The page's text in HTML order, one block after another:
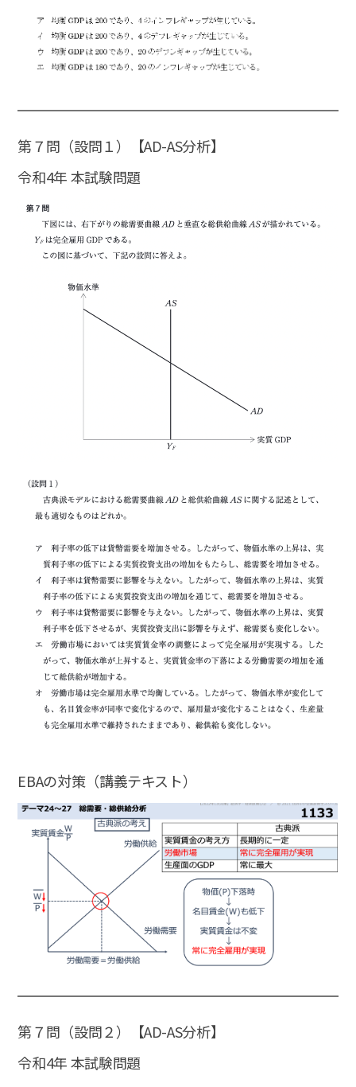
第７問（設問１）【AD-AS分析】
令和4年 本試験問題
EBAの対策（講義テキスト）
第７問（設問２）【AD-AS分析】
令和4年 本試験問題